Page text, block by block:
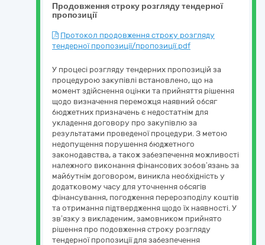
Продовження строку розгляду тендерної
пропозиції
Протокол продовження строку розгляду
тендерної пропозиції/пропозиції.pdf
У процесі розгляду тендерних пропозицій за
процедурою закупівлі встановлено, що на
момент здійснення оцінки та прийняття рішення
щодо визначення переможця наявний обсяг
бюджетних призначень є недостатнім для
укладення договору про закупівлю за
результатами проведеної процедури. З метою
недопущення порушення бюджетного
законодавства, а також забезпечення можливості
належного виконання фінансових зобов’язань за
майбутнім договором, виникла необхідність у
додатковому часу для уточнення обсягів
фінансування, погодження перерозподілу коштів
та отримання підтвердження щодо їх наявності. У
зв’язку з викладеним, замовником прийнято
рішення про подовження строку розгляду
тендерної пропозиції для забезпечення